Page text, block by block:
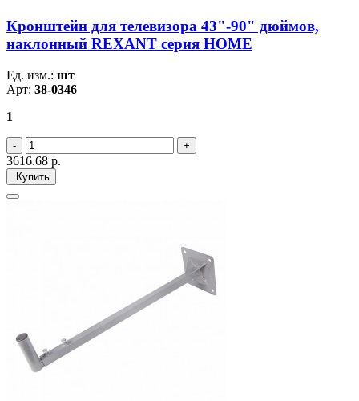
Кронштейн для телевизора 43"-90" дюймов,
наклонный REXANT серия HOME
Ед. изм.: шт
Арт: 38-0346
1
3616.68 р.
Купить